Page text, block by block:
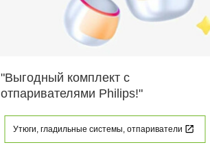
"Выгодный комплект с
отпаривателями Philips!"
Утюги, гладильные системы, отпариватели